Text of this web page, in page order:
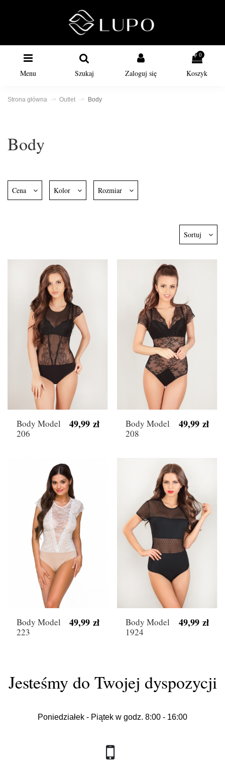
Menu Szukaj Zaloguj się
0
Koszyk
Strona główna Outlet Body
Body
Cena Kolor Rozmiar
Sortuj
Body Model
206
49,99 zł
Body Model
208
49,99 zł
Body Model
223
49,99 zł
Body Model
1924
49,99 zł
Jesteśmy do Twojej dyspozycji
Poniedziałek - Piątek w godz. 8:00 - 16:00